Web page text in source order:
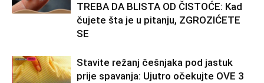
TREBA DA BLISTA OD ČISTOĆE: Kad
čujete šta je u pitanju, ZGROZIĆETE
SE
Stavite režanj češnjaka pod jastuk
prije spavanja: Ujutro očekujte OVE 3